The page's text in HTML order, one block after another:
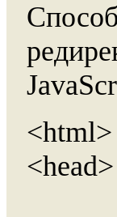
<html>
<head>